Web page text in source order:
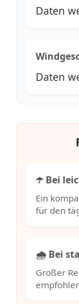
Daten
Daten
☂️ Bei
Ein
für den
🌧️ Bei
Großer